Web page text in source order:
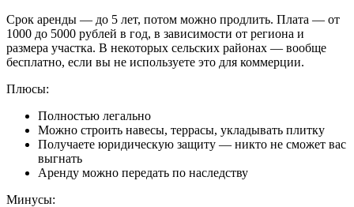
Срок аренды — до 5 лет, потом можно продлить. Плата — от
1000 до 5000 рублей в год, в зависимости от региона и
размера участка. В некоторых сельских районах — вообще
бесплатно, если вы не используете это для коммерции.
Плюсы:
Полностью легально
Можно строить навесы, террасы, укладывать плитку
Получаете юридическую защиту — никто не сможет вас
выгнать
Аренду можно передать по наследству
Минусы: